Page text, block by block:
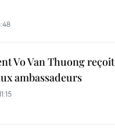
Vo Van Thuong reçoit
ambassadeurs